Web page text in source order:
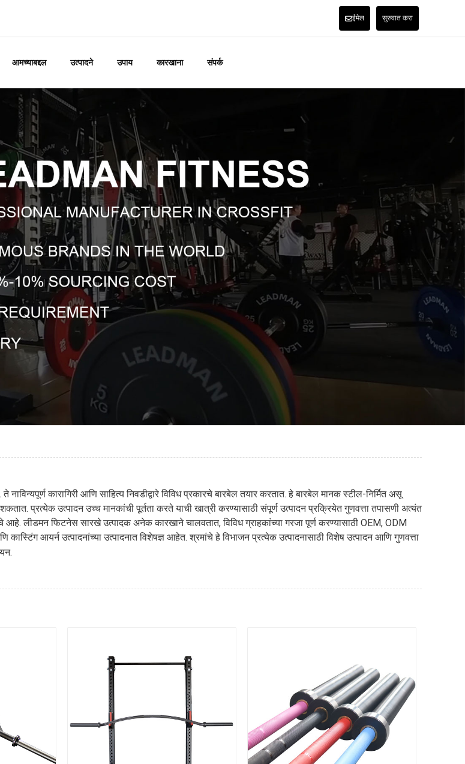
ईमेल सुरुवात करा
आमच्याबद्दल उत्पादने उपाय कारखाना संपर्क
कारागिरी आणि साहित्य निवडीद्वारे विविध प्रकारचे बारबेल तयार करतात. हे बारबेल मानक स्टील-निर्मित असू
प्रत्येक उत्पादन उच्च मानकांची पूर्तता करते याची खात्री करण्यासाठी संपूर्ण उत्पादन प्रक्रियेत गुणवत्ता तपासणी अत्यंत
आहे. लीडमन फिटनेस सारखे उत्पादक अनेक कारखाने चालवतात, विविध ग्राहकांच्या गरजा पूर्ण करण्यासाठी OEM, ODM
आयर्न उत्पादनांच्या उत्पादनात विशेषज्ञ आहेत. श्रमांचे हे विभाजन प्रत्येक उत्पादनासाठी विशेष उत्पादन आणि गुणवत्ता